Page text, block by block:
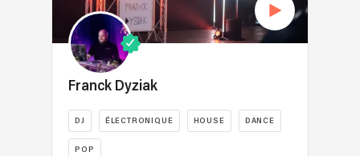
Franck Dyziak
DJ ÉLECTRONIQUE HOUSE DANCE
POP